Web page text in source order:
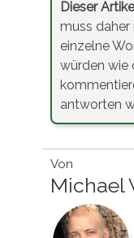
Dieser
muss daher
einzelne
würden wie
antworten
Von
Michael